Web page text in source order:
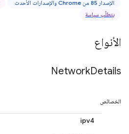
الإصدار 85 من Chrome والإصدارات الأحدث
يتطلّب سياسة
الأنواع
NetworkDetails
الخصائص
ipv4